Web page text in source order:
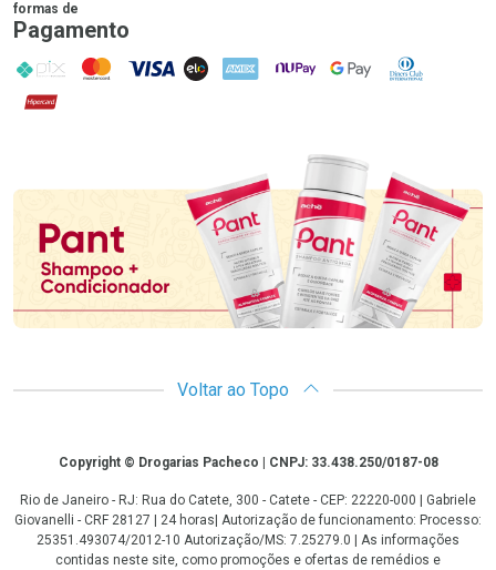
formas de
Pagamento
PIX MasterCard
VISA ELO AMEX NuPay Google PayDiners Club
Hipercard
Promoção em Destaque
Voltar ao Topo
CopyrightCopyright © Drogarias Pacheco | CNPJ: 33.438.250/0187-08
Rio de Janeiro - RJ: Rua do Catete, 300 - Catete - CEP: 22220-000 | Gabriele
Giovanelli - CRF 28127 | 24 horas| Autorização de funcionamento: Processo:
25351.493074/2012-10 Autorização/MS: 7.25279.0 | As informações
contidas neste site, como promoções e ofertas de remédios e